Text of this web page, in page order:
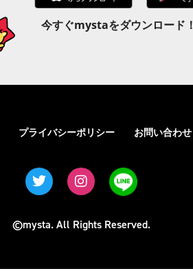
今すぐmystaをダウンロード！
プライバシーポリシー お問い合わせ
©mysta. All Rights Reserved.